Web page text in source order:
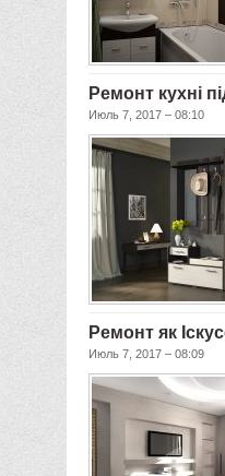
Ремонт кухні
Июль 7, 2017 – 08:10
Ремонт як
Июль 7, 2017 – 08:09